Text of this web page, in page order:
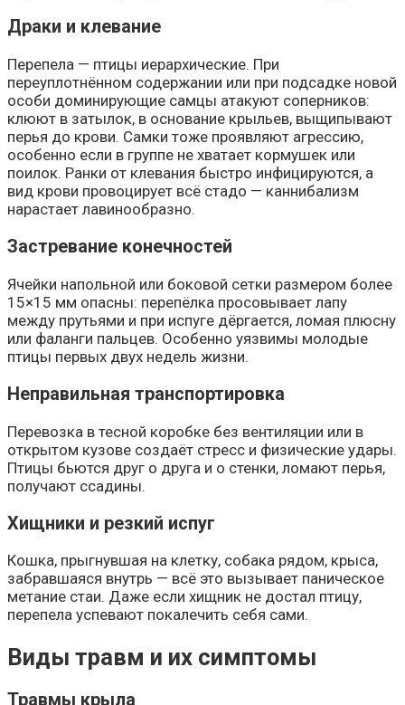
Драки и клевание
Перепела — птицы иерархические. При
переуплотнённом содержании или при подсадке новой
особи доминирующие самцы атакуют соперников:
клюют в затылок, в основание крыльев, выщипывают
перья до крови. Самки тоже проявляют агрессию,
особенно если в группе не хватает кормушек или
поилок. Ранки от клевания быстро инфицируются, а
вид крови провоцирует всё стадо — каннибализм
нарастает лавинообразно.
Застревание конечностей
Ячейки напольной или боковой сетки размером более
15×15 мм опасны: перепёлка просовывает лапу
между прутьями и при испуге дёргается, ломая плюсну
или фаланги пальцев. Особенно уязвимы молодые
птицы первых двух недель жизни.
Неправильная транспортировка
Перевозка в тесной коробке без вентиляции или в
открытом кузове создаёт стресс и физические удары.
Птицы бьются друг о друга и о стенки, ломают перья,
получают ссадины.
Хищники и резкий испуг
Кошка, прыгнувшая на клетку, собака рядом, крыса,
забравшаяся внутрь — всё это вызывает паническое
метание стаи. Даже если хищник не достал птицу,
перепела успевают покалечить себя сами.
Виды травм и их симптомы
Травмы крыла